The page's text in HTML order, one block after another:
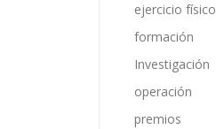
ejercicio físico
formación
Investigación
operación
premios